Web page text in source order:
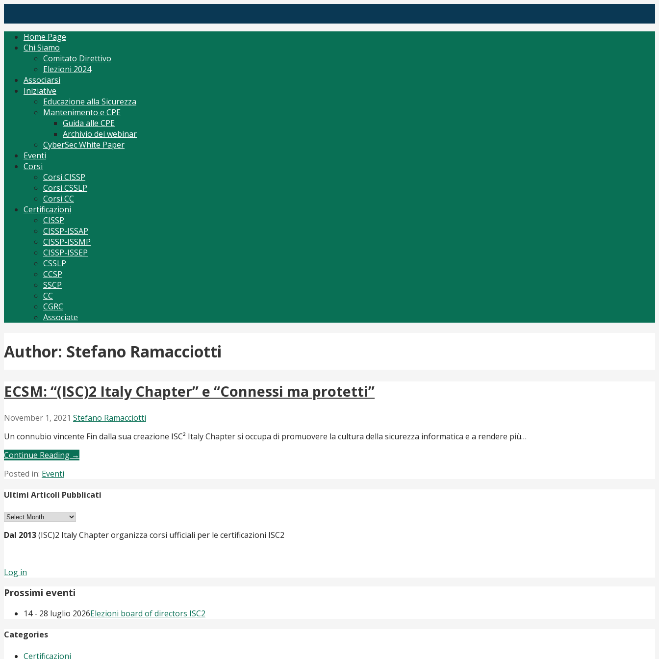
content
Home Page
Chi Siamo
Comitato Direttivo
Elezioni 2024
Associarsi
Iniziative
Educazione alla Sicurezza
Mantenimento e CPE
Guida alle CPE
Archivio dei webinar
CyberSec White Paper
Eventi
Corsi
Corsi CISSP
Corsi CSSLP
Corsi CC
Certificazioni
CISSP
CISSP-ISSAP
CISSP-ISSMP
CISSP-ISSEP
CSSLP
CCSP
SSCP
CC
CGRC
Associate
Author: Stefano Ramacciotti
ECSM: “(ISC)2 Italy Chapter” e “Connessi ma protetti”
November 1, 2021 Stefano Ramacciotti
Un connubio vincente Fin dalla sua creazione ISC² Italy Chapter si occupa di promuovere la cultura della sicurezza informatica e a rendere più…
Continue Reading →
Posted in: Eventi
Ultimi Articoli Pubblicati
Ultimi
Pubblicati
Dal 2013(ISC)2 Italy Chapter organizza corsi ufficiali per le certificazioni ISC2
Log in
Prossimi eventi
14 - 28 luglio 2026Elezioni board of directors ISC2
Categories
Certificazioni